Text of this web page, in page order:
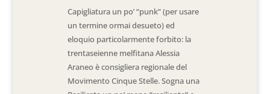
Capigliatura un po’ “punk” (per usare
un termine ormai desueto) ed
eloquio particolarmente forbito: la
trentaseienne melfitana Alessia
Araneo è consigliera regionale del
Movimento Cinque Stelle. Sogna una